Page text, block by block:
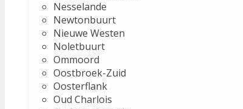
Nesselande
Newtonbuurt
Nieuwe Westen
Noletbuurt
Ommoord
Oostbroek-Zuid
Oosterflank
Oud Charlois